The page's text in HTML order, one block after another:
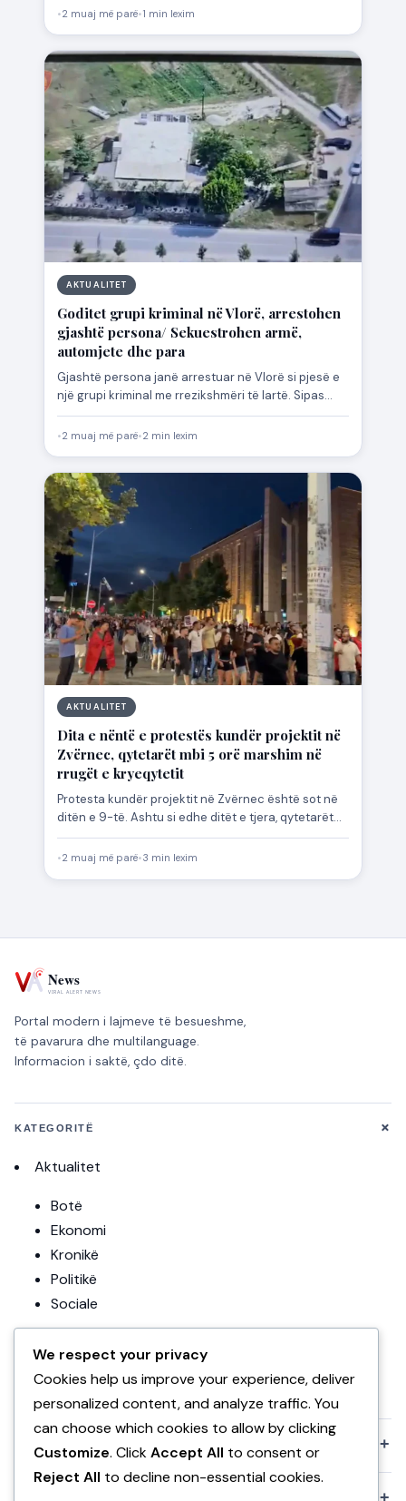
•2 muaj më parë•1 min lexim
AKTUALITET
Goditet grupi kriminal në Vlorë, arrestohen
gjashtë persona/ Sekuestrohen armë,
automjete dhe para
Gjashtë persona janë arrestuar në Vlorë si pjesë e
një grupi kriminal me rrezikshmëri të lartë. Sipas
njoftimit…
•2 muaj më parë•2 min lexim
AKTUALITET
Dita e nëntë e protestës kundër projektit në
Zvërnec, qytetarët mbi 5 orë marshim në
rrugët e kryeqytetit
Protesta kundër projektit në Zvërnec është sot në
ditën e 9-të. Ashtu si edhe ditët e tjera, qytetarët…
•2 muaj më parë•3 min lexim
Portal modern i lajmeve të besueshme,
të pavarura dhe multilanguage.
Informacion i saktë, çdo ditë.
KATEGORITË +
Aktualitet
Botë
Ekonomi
Kronikë
Politikë
Sociale
Teknologji
Uncategorized
+
+
We respect your privacy
Cookies help us improve your experience, deliver
personalized content, and analyze traffic. You
can choose which cookies to allow by clicking
Customize. ClickAccept All to consent or
Reject All to decline non-essential cookies.